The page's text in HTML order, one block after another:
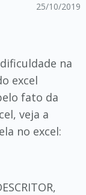
25/10/2019
na
excel
fato da
veja a
no excel: